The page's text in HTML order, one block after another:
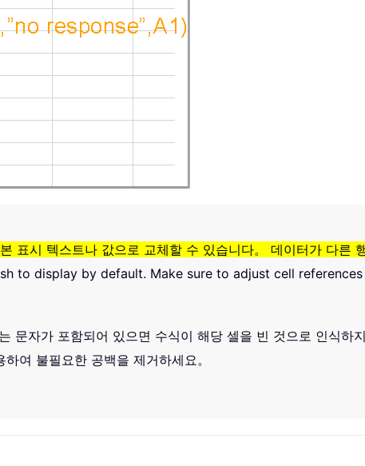
표시 텍스트나 값으로 교체할 수 있습니다。 데이터가 다른
to display by default. Make sure to adjust cell
문자가 포함되어 있으면 수식이 해당 셀을 빈 것으로 인식하
하여 불필요한 공백을 제거하세요。